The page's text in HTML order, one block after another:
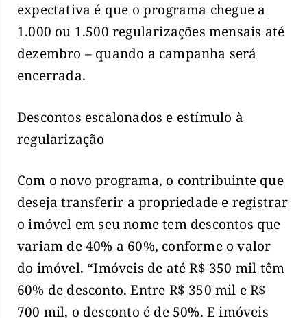
expectativa é que o programa chegue a
1.000 ou 1.500 regularizações mensais até
dezembro – quando a campanha será
encerrada.
Descontos escalonados e estímulo à
regularização
Com o novo programa, o contribuinte que
deseja transferir a propriedade e registrar
o imóvel em seu nome tem descontos que
variam de 40% a 60%, conforme o valor
do imóvel. “Imóveis de até R$ 350 mil têm
60% de desconto. Entre R$ 350 mil e R$
700 mil, o desconto é de 50%. E imóveis